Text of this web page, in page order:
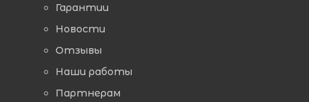
Гарантии
Новости
Отзывы
Наши работы
Партнерам